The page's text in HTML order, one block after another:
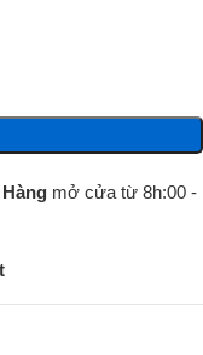
mở cửa từ 8h:00 -